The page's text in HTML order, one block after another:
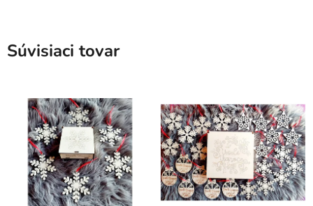
Súvisiaci tovar